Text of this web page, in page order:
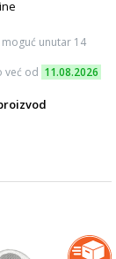
unutar 14
već od 11.08.2026